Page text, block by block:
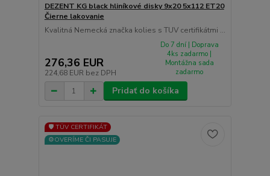
DEZENT KG black hliníkové disky 9x20 5x112 ET20
Čierne lakovanie
Kvalitná Nemecká značka kolies s TUV certifikátmi ...
276,36 EUR
224,68 EUR bez DPH
Do 7 dní | Doprava
4ks zadarmo |
Montážna sada
zadarmo
Pridať do košíka
🛡️ TÜV CERTIFIKÁT
⚙️OVERÍME ČI PASUJE